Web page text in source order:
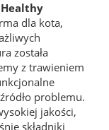
Healthy
dla kota,
została
z trawieniem
problemu.
jakości,
składniki